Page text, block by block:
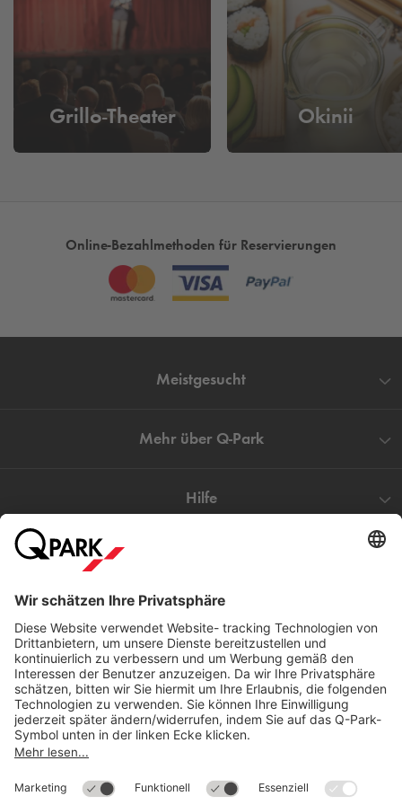
entfernt - hier können Sie Ihr Auto einfach parken und dann
entspannt zu Fuß zur Passage laufen. Alternativ bietet sich
auch das 900 m entfernte Parkhaus Am Limbecker Platz an.
In Essen Innenstadt parken bei
und unsere Parkhäuser Rathaus Galerie in Essen bieten Ihnen
Möglichkeit, auch weitere Angebote der Stadt wie ein
Besuch im Essener Dom oder Shoppen in der Kettwiger
Straße in Anspruch zu nehmen – ohne Umparken zu müssen.
hier Ihren Parkplatz Buchen und Reservieren und die Zeit für
Grillo-Theater Okinii
Online-Bezahlmethoden für Reservierungen
Meistgesucht
Mehr über Q-Park
Hilfe
Download
©
Q-ParkDeutschland (2018)